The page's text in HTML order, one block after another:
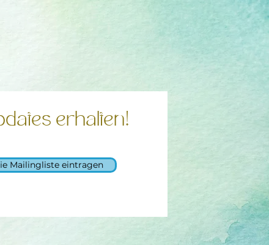
erhalten!
Mailingliste eintragen